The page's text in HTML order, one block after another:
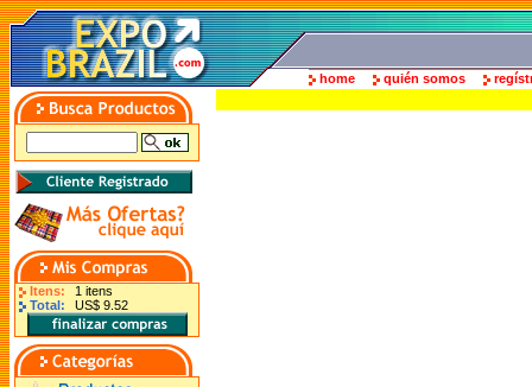
home quién somos
Itens:
1 itens
Total:
US$ 9.52